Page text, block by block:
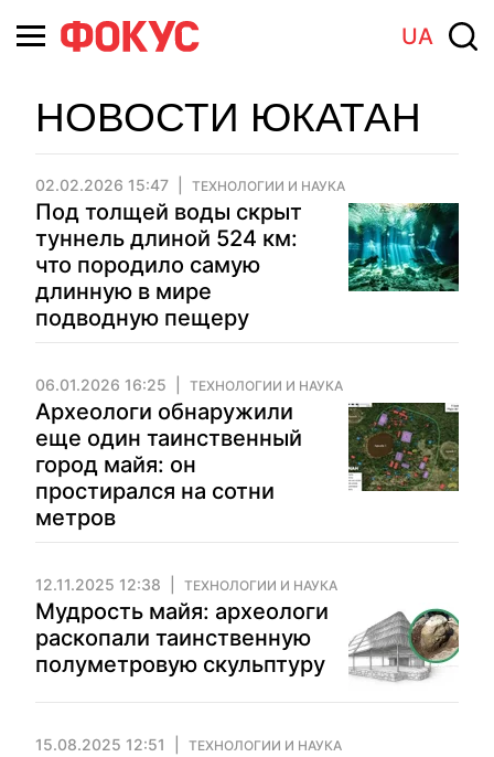
UA
НОВОСТИ ЮКАТАН
02.02.2026 15:47 ТЕХНОЛОГИИ И НАУКА
Под толщей воды скрыт
туннель длиной 524 км:
что породило самую
длинную в мире
подводную пещеру
06.01.2026 16:25 ТЕХНОЛОГИИ И НАУКА
Археологи обнаружили
еще один таинственный
город майя: он
простирался на сотни
метров
12.11.2025 12:38 ТЕХНОЛОГИИ И НАУКА
Мудрость майя: археологи
раскопали таинственную
полуметровую скульптуру
15.08.2025 12:51 ТЕХНОЛОГИИ И НАУКА